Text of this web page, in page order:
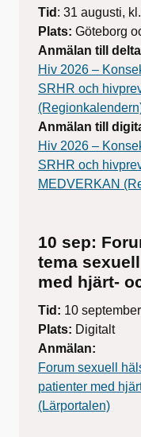
Tid : 31 augusti,
Plats: Göteborg
Anmälan till
Hiv 2026 –
SRHR och
Anmälan till
Hiv 2026 –
SRHR och
MEDVERKAN
10 sep:
tema
med hjärt-
Tid: 10
Plats: Digitalt
Anmälan:
Forum sexuell
patienter med
(Lärportalen)